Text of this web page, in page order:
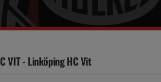
VIT - Linköping HC Vit